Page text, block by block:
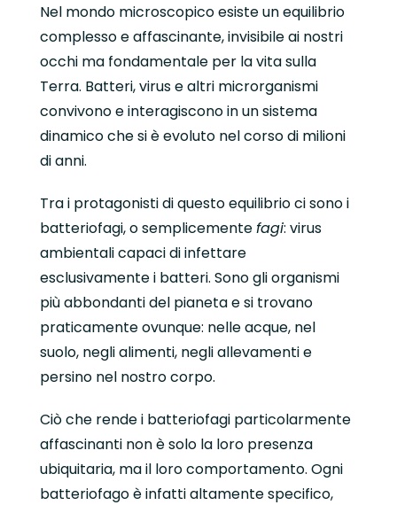
Nel mondo microscopico esiste un equilibrio
complesso e affascinante, invisibile ai nostri
occhi ma fondamentale per la vita sulla
Terra. Batteri, virus e altri microrganismi
convivono e interagiscono in un sistema
dinamico che si è evoluto nel corso di milioni
di anni.
Tra i protagonisti di questo equilibrio ci sono i
batteriofagi, o semplicementefagi: virus
ambientali capaci di infettare
esclusivamente i batteri. Sono gli organismi
più abbondanti del pianeta e si trovano
praticamente ovunque: nelle acque, nel
suolo, negli alimenti, negli allevamenti e
persino nel nostro corpo.
Ciò che rende i batteriofagi particolarmente
affascinanti non è solo la loro presenza
ubiquitaria, ma il loro comportamento. Ogni
batteriofago è infatti altamente specifico,